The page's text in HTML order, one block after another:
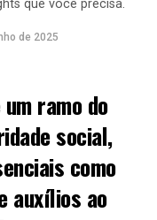
judiciais para
de certas
a
pode levar a
. Por exemplo,
podem
cuidadoso
judiciais.
que você precisa.
de 2025
ramo do
social,
como
auxílios ao